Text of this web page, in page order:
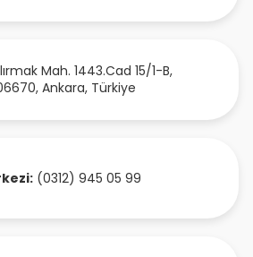
Mah. 1443.Cad 15/1-B,
, Ankara, Türkiye
(0312) 945 05 99